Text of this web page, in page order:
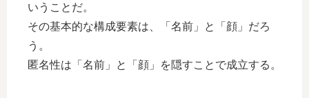
いうことだ。
その基本的な構成要素は、「名前」と「顔」だろ
う。
匿名性は「名前」と「顔」を隠すことで成立する。